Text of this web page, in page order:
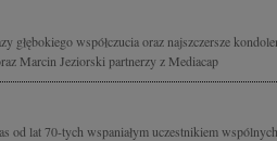
głębokiego współczucia oraz najszczersze
Marcin Jeziorski partnerzy z Mediacap
od lat 70-tych wspaniałym uczestnikiem